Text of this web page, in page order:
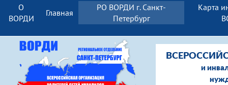
О
ВОРДИ
Главная
РО ВОРДИ г. Санкт-
Петербург
Карта
и